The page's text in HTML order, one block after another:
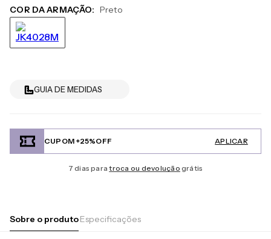
COR DA ARMAÇÃO: Preto
GUIA DE MEDIDAS
CUPOM +25%OFF APLICAR
7 dias paratroca ou devolução grátis
Sobre o produtoEspecificações